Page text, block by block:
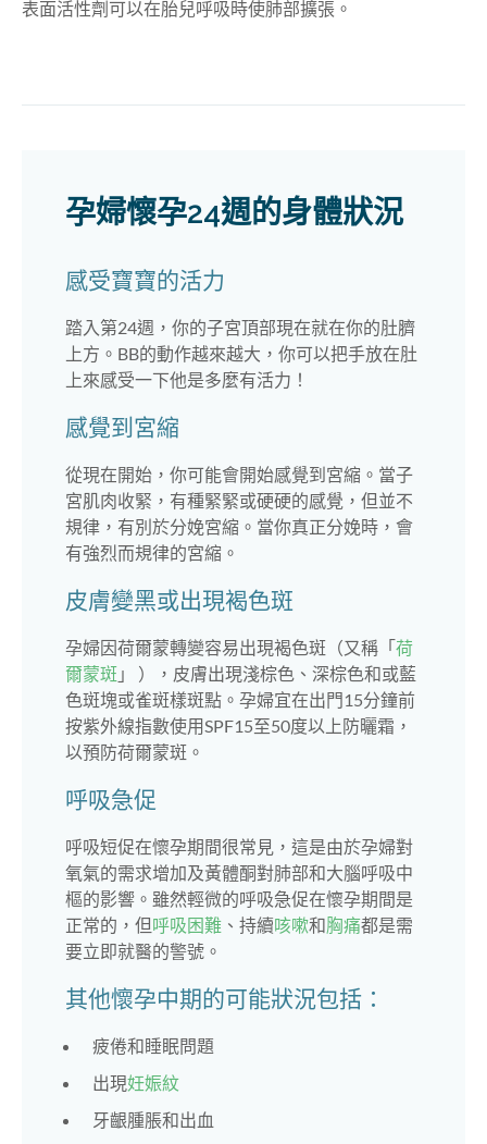
表面活性劑可以在胎兒呼吸時使肺部擴張。
孕婦懷孕24週的身體狀況
感受寶寶的活力
踏入第24週，你的子宮頂部現在就在你的肚臍
上方。BB的動作越來越大，你可以把手放在肚
上來感受一下他是多麼有活力！
感覺到宮縮
從現在開始，你可能會開始感覺到宮縮。當子
宮肌肉收緊，有種緊緊或硬硬的感覺，但並不
規律，有別於分娩宮縮。當你真正分娩時，會
有強烈而規律的宮縮。
皮膚變黑或出現褐色斑
孕婦因荷爾蒙轉變容易出現褐色斑（又稱「荷
爾蒙斑 」 ），皮膚出現淺棕色、深棕色和或藍
色斑塊或雀斑樣斑點。孕婦宜在出門15分鐘前
按紫外線指數使用SPF15至50度以上防曬霜，
以預防荷爾蒙斑。
呼吸急促
呼吸短促在懷孕期間很常見，這是由於孕婦對
氧氣的需求增加及黃體酮對肺部和大腦呼吸中
樞的影響。雖然輕微的呼吸急促在懷孕期間是
正常的，但呼吸困難 、持續咳嗽和胸痛都是需
要立即就醫的警號。
其他懷孕中期的可能狀況包括：
疲倦和睡眠問題
出現妊娠紋
牙齦腫脹和出血